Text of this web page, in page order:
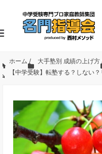
ホーム / 大手塾別 成績の上げ方
【中学受験】転塾する？しない